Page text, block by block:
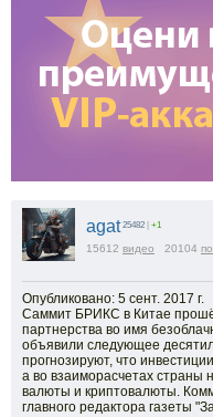
agat 25482 +1
15612 видео 20104
Опубликовано: 5 сент. 2017 г.
Саммит БРИКС в Китае
партнерства во имя
объявили следующее
прогнозируют, что
а во взаиморасчетах страны
валюты и криптовалюты.
главного редактора газеты